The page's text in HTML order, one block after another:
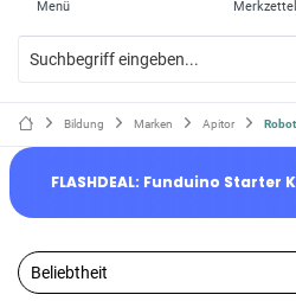
Merkzettel
Menü
Bildung Marken Apitor
FLASHDEAL: Funduino